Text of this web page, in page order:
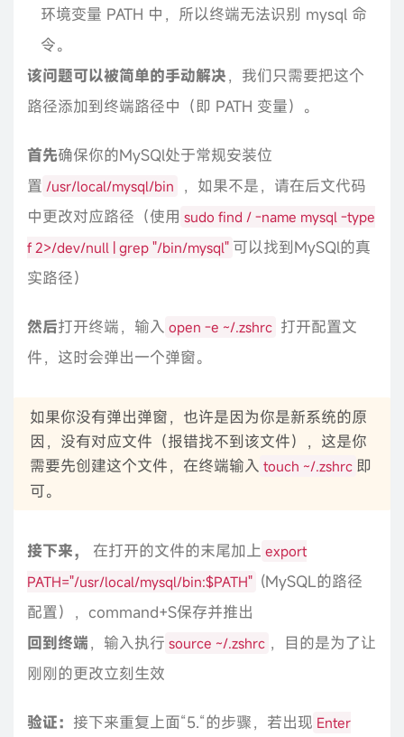
环境变量 PATH 中，所以终端无法识别 mysql 命
令。
该问题可以被简单的手动解决，我们只需要把这个
路径添加到终端路径中（即 PATH 变量）。
首先确保你的MySQl处于常规安装位
置 /usr/local/mysql/bin
，如果不是，请在后文代码
中更改对应路径（使用 sudo find / -name mysql -type
f 2>/dev/null | grep "/bin/mysql" 可以找到MySQl的真
实路径）
然后打开终端，输入 open -e ~/.zshrc 打开配置文
件，这时会弹出一个弹窗。
如果你没有弹出弹窗，也许是因为你是新系统的原
因，没有对应文件（报错找不到该文件），这是你
需要先创建这个文件，在终端输入 touch ~/.zshrc 即
可。
接下来， 在打开的文件的末尾加上 export
PATH="/usr/local/mysql/bin:$PATH" (MySQL的路径
配置），command+S保存并推出
回到终端，输入执行 source ~/.zshrc ，目的是为了让
刚刚的更改立刻生效
验证： 接下来重复上面“5.“的步骤，若出现 Enter